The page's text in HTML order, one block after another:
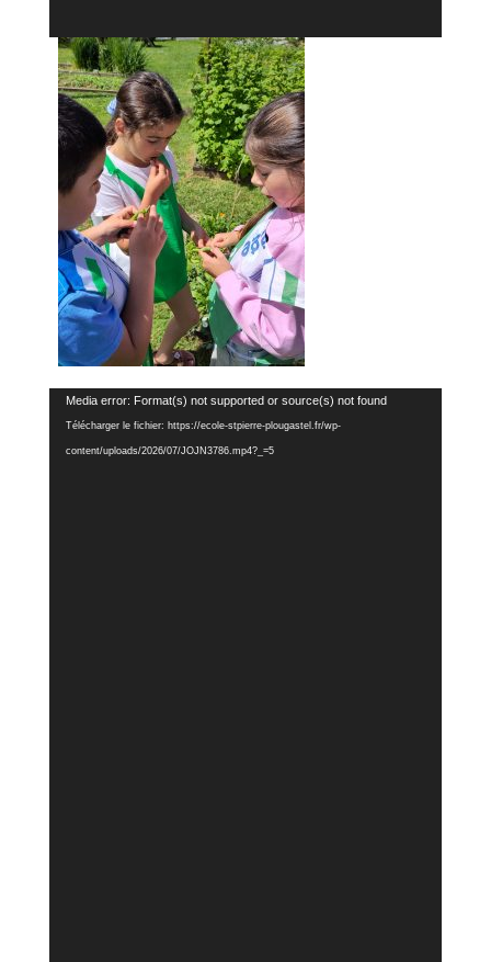
Lecteur
vidéo
Media error: Format(s) not supported or source(s) not found
Télécharger le fichier: https://ecole-stpierre-plougastel.fr/wp-
content/uploads/2026/07/JOJN3786.mp4?_=5